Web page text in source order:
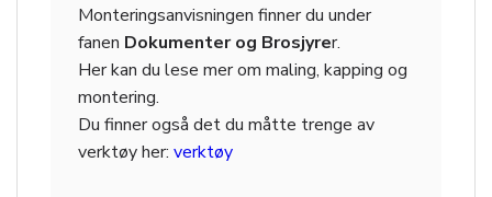
Monteringsanvisningen finner du under
fanen Dokumenter og Brosjyrer.
Her kan du lese mer om maling, kapping og
montering.
Du finner også det du måtte trenge av
verktøy her: verktøy